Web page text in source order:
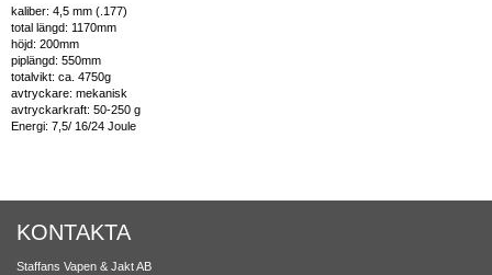
kaliber: 4,5 mm (.177)
total längd: 1170mm
höjd: 200mm
piplängd: 550mm
totalvikt: ca. 4750g
avtryckare: mekanisk
avtryckarkraft: 50-250 g
Energi: 7,5/ 16/24 Joule
KONTAKTA
Staffans Vapen & Jakt AB